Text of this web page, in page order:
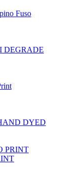
Fuso
DEGRADE
DYED
PRINT